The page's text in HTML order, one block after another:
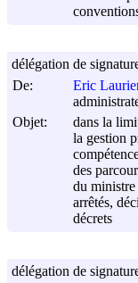
De:
Eric
Objet:
dans la
la gestion
des
du ministre
arrêtés,
décrets
délégation de
délégation de